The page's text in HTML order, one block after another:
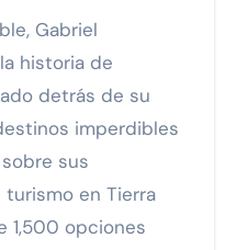
Gabriel
historia de
detrás de su
imperdibles
sus
en Tierra
1,500 opciones